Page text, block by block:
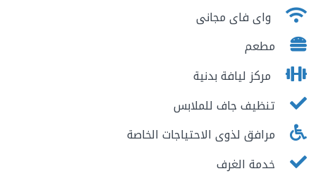
واى فاى مجانى
مطعم
مركز ليافة بدنية
تنظيف جاف للملابس
مرافق لذوى الاحتياجات الخاصة
خدمة الغرف